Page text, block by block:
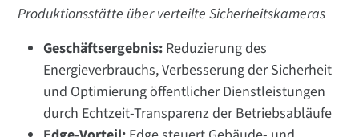
Produktionsstätte über verteilte Sicherheitskameras
Geschäftsergebnis: Reduzierung des
Energieverbrauchs, Verbesserung der Sicherheit
und Optimierung öffentlicher Dienstleistungen
durch Echtzeit-Transparenz der Betriebsabläufe